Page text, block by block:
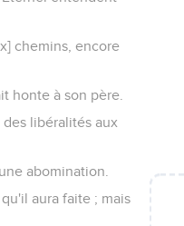
chemins, encore
honte à son père.
libéralités aux
abomination.
aura faite ; mais